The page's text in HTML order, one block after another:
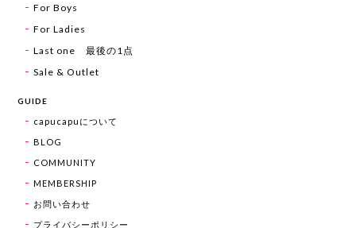
For Boys
For Ladies
Last one 最後の1点
Sale & Outlet
GUIDE
capucapuについて
BLOG
COMMUNITY
MEMBERSHIP
お問い合わせ
プライバシーポリシー